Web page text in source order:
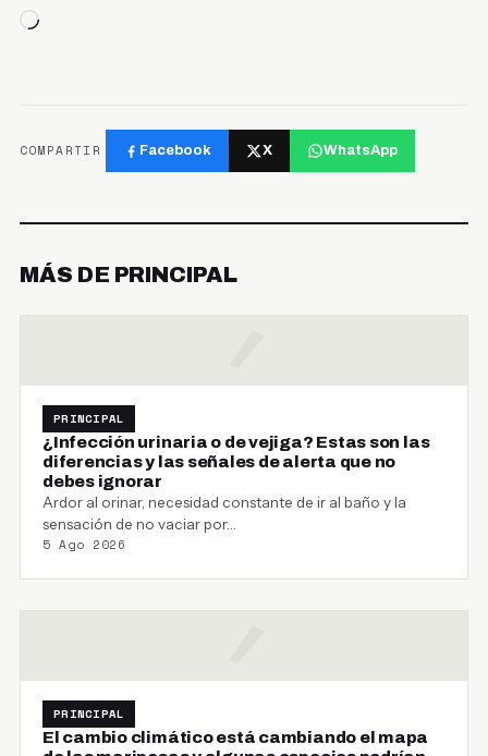
Cargando...
COMPARTIR Facebook X WhatsApp
MÁS DE PRINCIPAL
PRINCIPAL
¿Infección urinaria o de vejiga? Estas son las
diferencias y las señales de alerta que no
debes ignorar
Ardor al orinar, necesidad constante de ir al baño y la
sensación de no vaciar por…
5 Ago 2026
PRINCIPAL
El cambio climático está cambiando el mapa